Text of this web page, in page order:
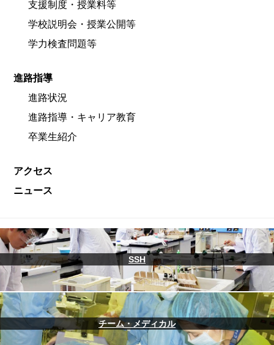
支援制度・授業料等
学校説明会・授業公開等
学力検査問題等
進路指導
進路状況
進路指導・キャリア教育
卒業生紹介
アクセス
ニュース
SSH
チーム・メディカル